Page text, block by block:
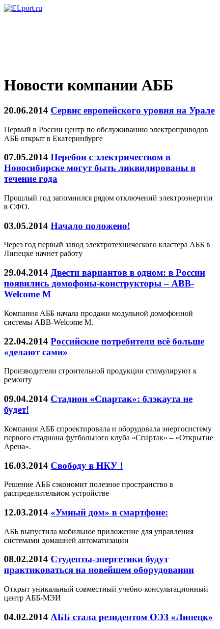
Новости компании АББ
20.06.2014 Сервис европейского уровня на Урале
Первый в России центр по обслуживанию электроприводов
АББ открыт в Екатеринбурге
07.05.2014 Перебои с электричеством в
Новосибирске могут быть ликвидированы в
течение года
Прошлый год запомнился рядом отключений электроэнергии
в СФО.
03.05.2014 Начало положено!
Через год первый завод электротехнического кластера АББ в
Липецке начнет работу
29.04.2014 Двести вариантов в одном: в России
появились домофоны-конструкторы – ABB-
Welcome M
Компания АББ начала продажи модульной домофонной
системы ABB-Welcome M.
22.04.2014 Российские потребители всё больше
«делают сами»
Производители строительной продукции стимулируют к
ремонту
09.04.2014 Стадион «Спартак»: блэкаута не
будет!
Компания АББ спроектировала и оборудовала энергосистему
первого стадиона футбольного клуба «Спартак» – «Открытие
Арена».
16.03.2014 Свободу в НКУ !
Решение АББ сэкономит полезное пространство в
распределительном устройстве
12.03.2014 «Умный дом» в смартфоне:
АББ выпустила мобильное приложение для управления
системами домашней автоматизации
08.02.2014 Студенты-энергетики будут
практиковаться на новейшем оборудовании
Открыт уникальный совместный учебно-консультационный
центр АББ-МЭИ
04.02.2014 АББ стала резидентом ОЭЗ «Липецк»